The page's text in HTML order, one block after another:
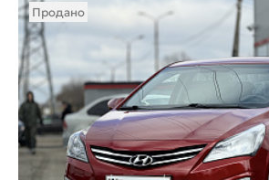
Продано